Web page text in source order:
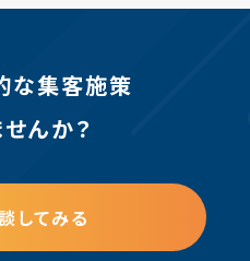
な集客施策
んか？
してみる